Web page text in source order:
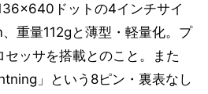
ドットの4インチサイ
重量112gと薄型・軽量化。プ
ッサを搭載とのこと。また
」という8ピン・裏表なし